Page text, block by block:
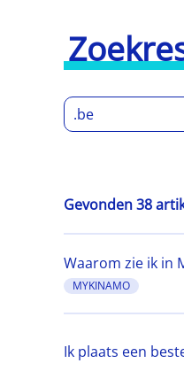
Gevonden 38
Waarom zie ik in
MYKINAMO
Ik plaats een